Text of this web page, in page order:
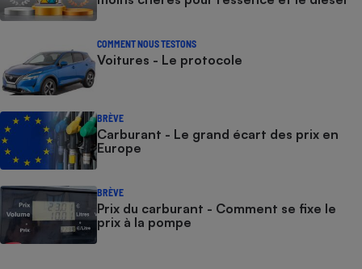
COMMENT NOUS TESTONS
Voitures - Le protocole
BRÈVE
Carburant - Le grand écart des prix en
Europe
BRÈVE
Prix du carburant - Comment se fixe le
prix à la pompe